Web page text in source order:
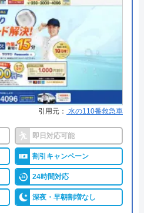
数240万件以上
詳細は公式HPでご確認ください
すすめの理由
国に拠点を構え、年中無休
中はコールセンターにて問
るので、すぐに相談ができ
に解消できます。
円～と明朗会計。問い合
引用元： 水の110番救急車
即日対応可能
割引キャンペーン
24時間対応
深夜・早朝割増なし